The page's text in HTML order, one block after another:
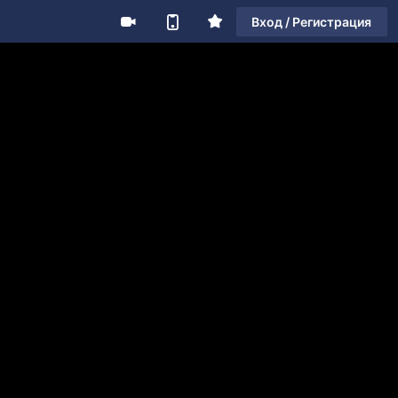
Вход / Регистрация